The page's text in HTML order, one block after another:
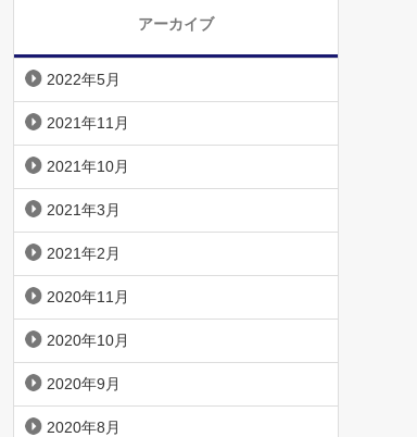
アーカイブ
2022年5月
2021年11月
2021年10月
2021年3月
2021年2月
2020年11月
2020年10月
2020年9月
2020年8月